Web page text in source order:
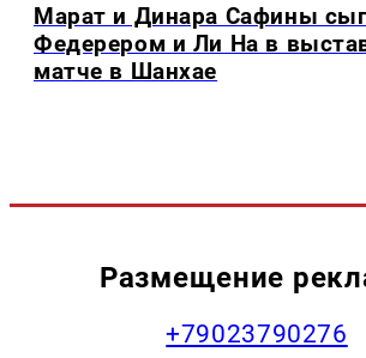
Марат и Динара Сафины
Федерером и Ли На в
матче в Шанхае
Размещение
+79023790276